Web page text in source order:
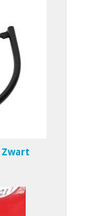
Zwart